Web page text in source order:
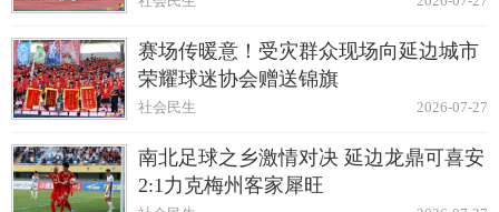
赛场传暖意！受灾群众现场向延边城市
荣耀球迷协会赠送锦旗
2026-07-27
社会民生
南北足球之乡激情对决 延边龙鼎可喜安
2:1力克梅州客家犀旺